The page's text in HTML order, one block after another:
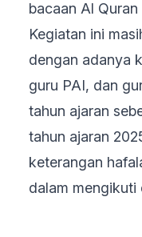
bacaan Al
Kegiatan ini
dengan adanya
guru PAI, dan
tahun ajaran
tahun ajaran
keterangan
dalam mengikuti